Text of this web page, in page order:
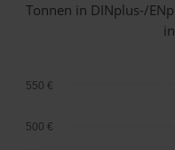
Tonnen in DINplus-/
500 €
550 €